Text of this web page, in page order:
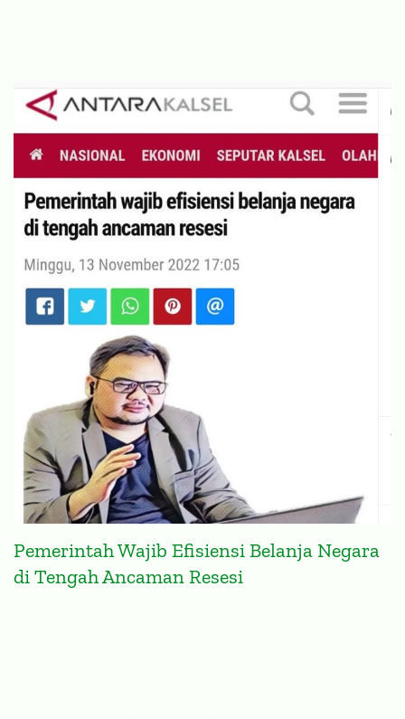
Pemerintah Wajib Efisiensi Belanja Negara
di Tengah Ancaman Resesi